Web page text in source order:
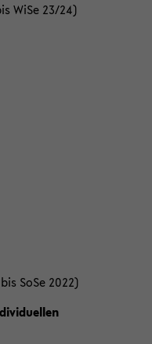
WiSe 23/24)
SoSe 2022)